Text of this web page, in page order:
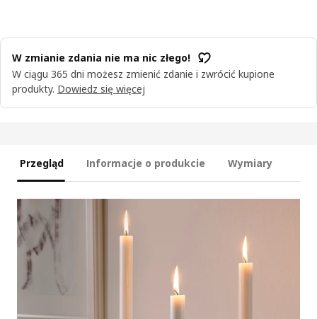
W zmianie zdania nie ma nic złego!
W ciągu 365 dni możesz zmienić zdanie i zwrócić kupione
produkty. Dowiedz się więcej
Przegląd Informacje o produkcie Wymiary